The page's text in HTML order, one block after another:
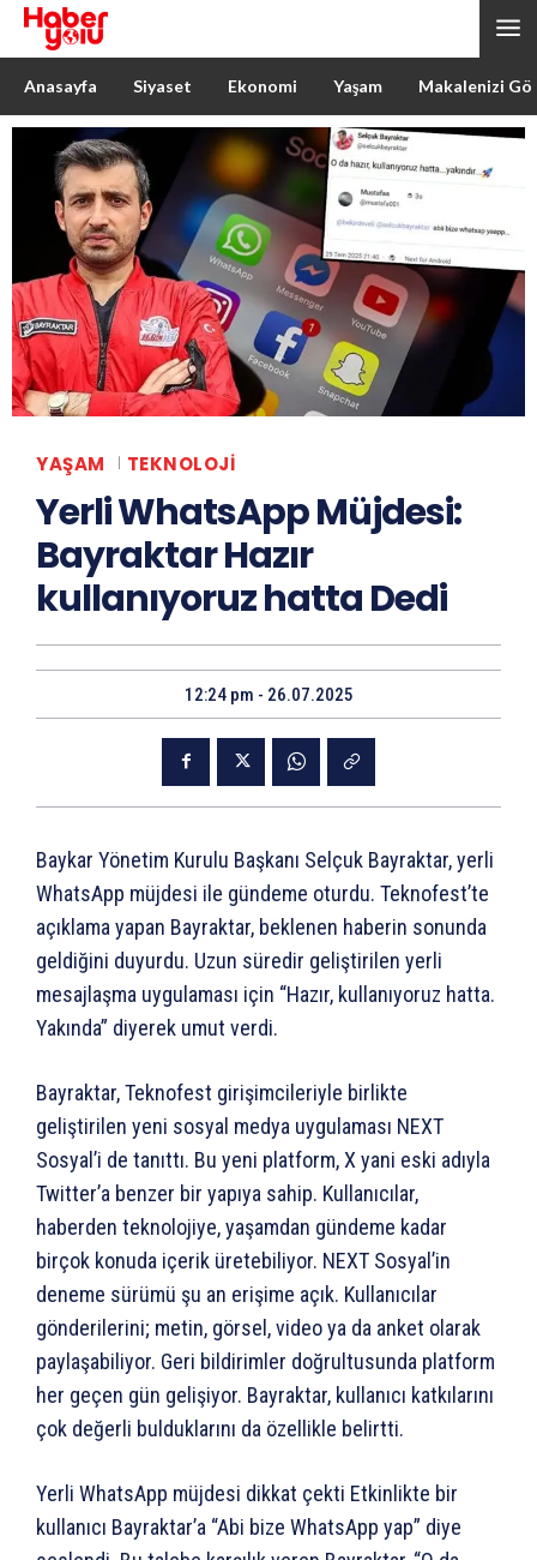
Anasayfa Siyaset Ekonomi Yaşam Makalenizi
YAŞAM TEKNOLOJI
Yerli WhatsApp Müjdesi:
Bayraktar Hazır
kullanıyoruz hatta Dedi
12:24 pm - 26.07.2025
Baykar Yönetim Kurulu Başkanı Selçuk Bayraktar, yerli
WhatsApp müjdesi ile gündeme oturdu. Teknofest’te
açıklama yapan Bayraktar, beklenen haberin sonunda
geldiğini duyurdu. Uzun süredir geliştirilen yerli
mesajlaşma uygulaması için “Hazır, kullanıyoruz hatta.
Yakında” diyerek umut verdi.
Bayraktar, Teknofest girişimcileriyle birlikte
geliştirilen yeni sosyal medya uygulaması NEXT
Sosyal’i de tanıttı. Bu yeni platform, X yani eski adıyla
Twitter’a benzer bir yapıya sahip. Kullanıcılar,
haberden teknolojiye, yaşamdan gündeme kadar
birçok konuda içerik üretebiliyor. NEXT Sosyal’in
deneme sürümü şu an erişime açık. Kullanıcılar
gönderilerini; metin, görsel, video ya da anket olarak
paylaşabiliyor. Geri bildirimler doğrultusunda platform
her geçen gün gelişiyor. Bayraktar, kullanıcı katkılarını
çok değerli bulduklarını da özellikle belirtti.
Yerli WhatsApp müjdesi dikkat çekti Etkinlikte bir
kullanıcı Bayraktar’a “Abi bize WhatsApp yap” diye